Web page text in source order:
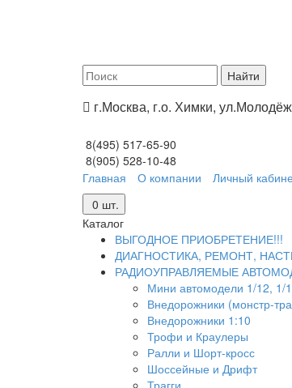
г.Москва, г.о. Химки,
8(495) 517-65-90
8(905) 528-10-48
Главная
О компании Личный
0 шт.
Каталог
ВЫГОДНОЕ ПРИОБРЕТЕНИЕ!!!
ДИАГНОСТИКА, РЕМОНТ,
РАДИОУПРАВЛЯЕМЫЕ
Мини автомодели 1/12, 1/
Внедорожники (монстр-
Внедорожники 1:10
Трофи и Краулеры
Ралли и Шорт-кросс
Шоссейные и Дрифт
Трагги